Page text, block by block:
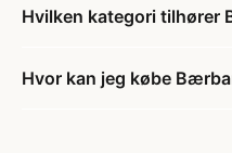
Hvilken kategori tilhører
Hvor kan jeg købe